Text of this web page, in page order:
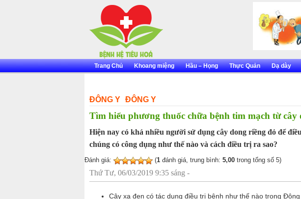
Trang Chủ Khoang miệng Hầu – Họng Thực Quản Dạ dày
ĐÔNG Y ĐÔNG Y
Tìm hiểu phương thuốc chữa bệnh tim mạch từ cây
Hiện nay có khá nhiều người sử dụng cây dong riềng đỏ để
chúng có công dụng như thế nào và cách điều trị ra sao?
Đánh giá: (1 đánh giá, trung bình: 5,00 trong tổng số 5)
Thứ Tư, 06/03/2019 9:35 sáng -
Cây xạ đen có tác dụng điều trị bệnh như thế nào trong